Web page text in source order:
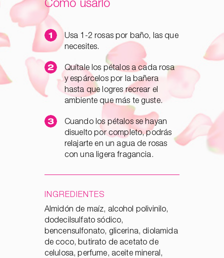
Usa 1-2 rosas por baño, las que
necesites.
Quítale los pétalos a cada rosa
y espárcelos por la bañera
hasta que logres recrear el
ambiente que más te guste.
Cuando los pétalos se hayan
disuelto por completo, podrás
relajarte en un agua de rosas
con una ligera fragancia.
INGREDIENTES
Almidón de maíz, alcohol polivinilo,
dodecilsulfato sódico,
bencensulfonato, glicerina, diolamida
de coco, butirato de acetato de
celulosa, perfume, aceite mineral,